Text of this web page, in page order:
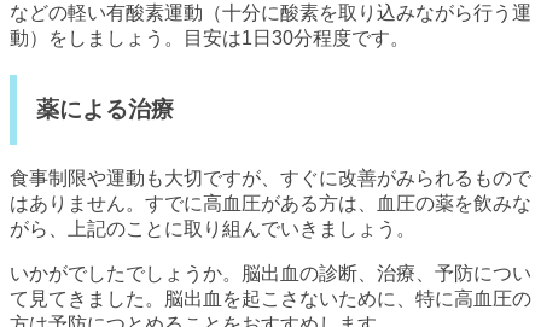
などの軽い有酸素運動（十分に酸素を取り込みながら行う運
動）をしましょう。目安は1日30分程度です。
薬による治療
食事制限や運動も大切ですが、すぐに改善がみられるもので
はありません。すでに高血圧がある方は、血圧の薬を飲みな
がら、上記のことに取り組んでいきましょう。
いかがでしたでしょうか。脳出血の診断、治療、予防につい
て見てきました。脳出血を起こさないために、特に高血圧の